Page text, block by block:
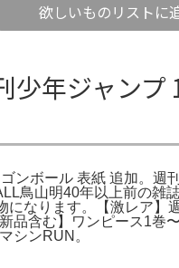
欲しいものリストに
少年ジャンプ
ンボール 表紙 追加。週
鳥山明40年以上前の雑
になります。【激レア】
品含む】ワンピース1巻
シンRUN。